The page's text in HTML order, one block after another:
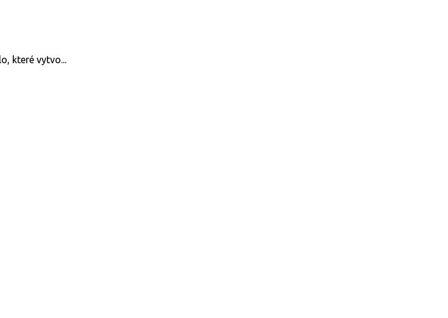
které vytvo...